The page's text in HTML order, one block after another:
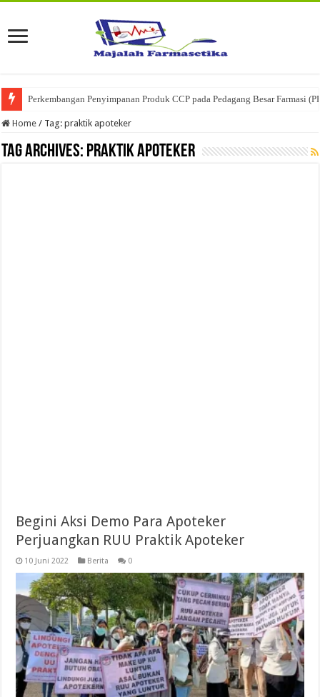
Perkembangan Penyimpanan Produk CCP pada Pedagang Besar Farmasi
Home / Tag:praktik apoteker
Tag Archives: praktik apoteker
Begini Aksi Demo Para Apoteker
Perjuangkan RUU Praktik Apoteker
10 Juni 2022 Berita 0